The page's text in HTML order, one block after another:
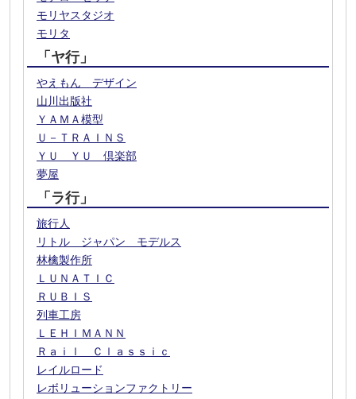
モリヤスタジオ
モリタ
「ヤ行」
やえもん デザイン
山川出版社
ＹＡＭＡ模型
Ｕ－ＴＲＡＩＮＳ
ＹＵ ＹＵ 倶楽部
夢屋
「ラ行」
旅行人
リトル ジャパン モデルス
林檎製作所
ＬＵＮＡＴＩＣ
ＲＵＢＩＳ
列車工房
ＬＥＨＩＭＡＮＮ
Ｒａｉｌ Ｃｌａｓｓｉｃ
レイルロード
レボリューションファクトリー